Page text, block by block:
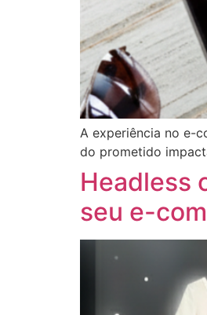
A experiência no e-
do prometido
Headless
seu e-